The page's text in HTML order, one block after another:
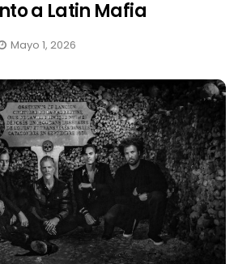
a Latin Mafia
Mayo 1, 2026